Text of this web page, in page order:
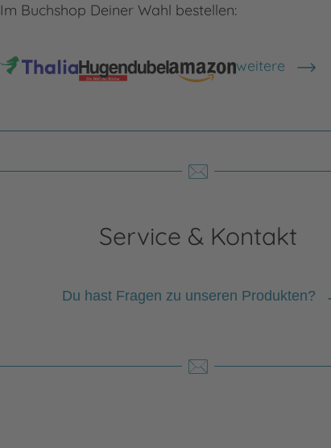
Im Buchshop Deiner Wahl bestellen:
weitere
Shops anzeigen
Service & Kontakt
Du hast Fragen zu unseren Produkten?